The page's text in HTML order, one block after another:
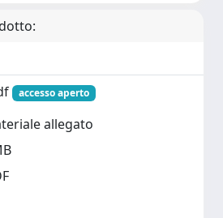
accesso aperto
allegato